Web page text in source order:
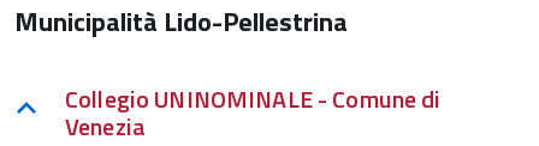
Municipalità Lido-Pellestrina
Collegio UNINOMINALE - Comune di
Venezia